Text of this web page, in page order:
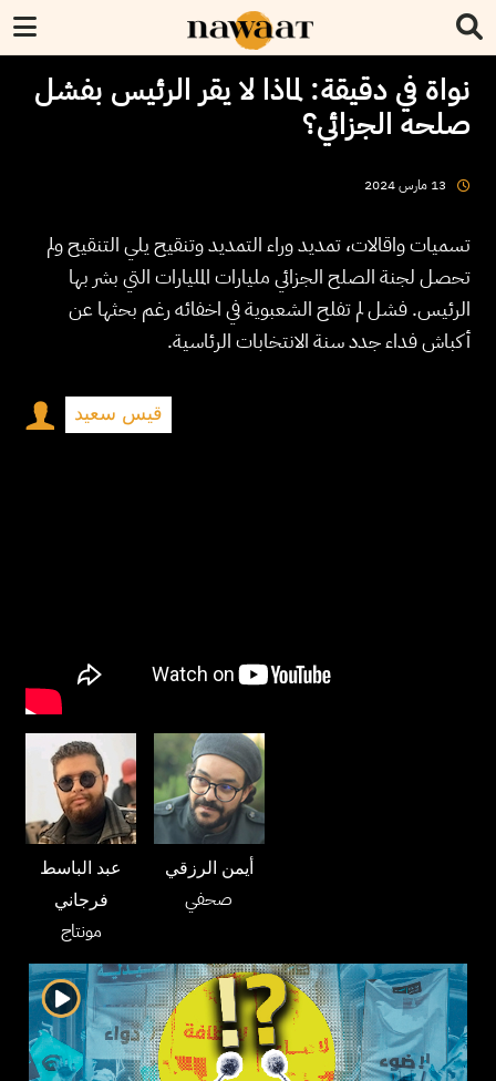
نواة في دقيقة: لماذا لا يقر الرئيس بفشل
صلحه الجزائي؟
13 مارس2024
تسميات واقالات، تمديد وراء التمديد وتنقيح يلي التنقيح ولم
تحصل لجنة الصلح الجزائي مليارات المليارات التي بشر بها
الرئيس. فشل لم تفلح الشعبوية في اخفائه رغم بحثها عن
أكباش فداء جدد سنة الانتخابات الرئاسية.
قيس سعيد
عبد الباسط
فرجاني
مونتاج
أيمن الرزقي
صحفي